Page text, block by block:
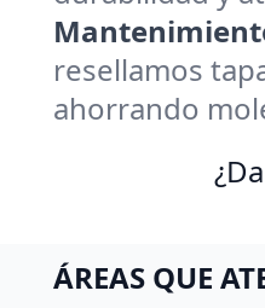
resellamos
ahorrando
ÁREAS QUE